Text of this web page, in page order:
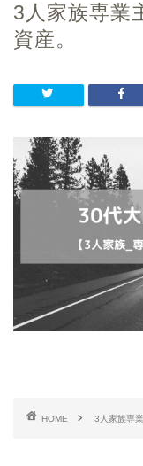
3人家族専業
資産。
HOME 3人家族専